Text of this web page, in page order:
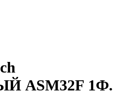
ASM32F 1Ф.